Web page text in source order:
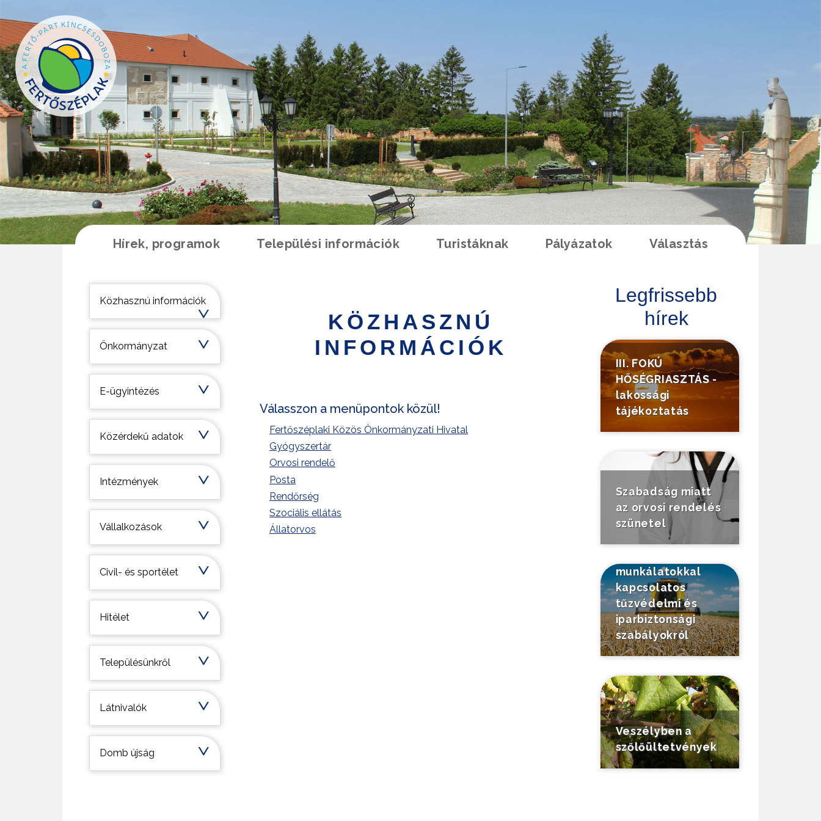
Hírek, programok Települési információk Turistáknak Pályázatok Választás
Települési információk
Közhasznú információk
Önkormányzat
E-ügyintézés
Közérdekű adatok
Intézmények
Vállalkozások
Civil- és sportélet
Hitélet
Településünkről
Látnivalók
Domb újság
KÖZHASZNÚ
INFORMÁCIÓK
Válasszon a menüpontok közül!
Fertőszéplaki Közös Önkormányzati Hivatal
Gyógyszertár
Orvosi rendelő
Posta
Rendőrség
Szociális ellátás
Állatorvos
Legfrissebb
hírek
III. FOKÚ
HŐSÉGRIASZTÁS -
lakossági
tájékoztatás
Szabadság miatt
az orvosi rendelés
szünetel
Tájékoztató a
munkálatokkal
kapcsolatos
tűzvédelmi és
iparbiztonsági
szabályokról
Veszélyben a
szőlőültetvények